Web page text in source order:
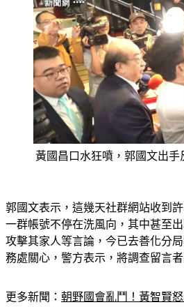
黃國昌口水狂噴，郭國文出
郭國文表示，這幾天社群網站收到
一群帳號不停在洗風向，其中甚至
攻擊其家人等言論，今已去善化分
務處關心，警方表示，將調查留言
更多新聞： 朝野國會亂鬥！黃智賢